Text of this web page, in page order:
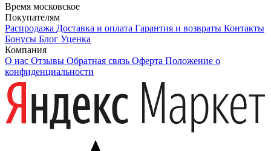
Время московское
Покупателям
Распродажа Доставка и оплата Гарантия и возвраты Контакты
Бонусы Блог Уценка
Компания
О нас Отзывы Обратная связь Оферта Положение о
конфиденциальности